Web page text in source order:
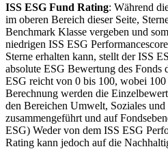
ISS ESG Fund Rating: Während
im oberen Bereich dieser Seite,
Benchmark Klasse vergeben und
niedrigen ISS ESG
Sterne erhalten kann, stellt der ISS
absolute ESG Bewertung des Fonds
ESG reicht von 0 bis 100, wobei
Berechnung werden die
den Bereichen Umwelt, Soziales
zusammengeführt und auf
ESG) Weder von dem ISS ESG
Rating kann jedoch auf die